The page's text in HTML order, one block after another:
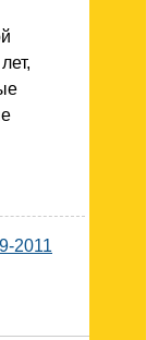
2011